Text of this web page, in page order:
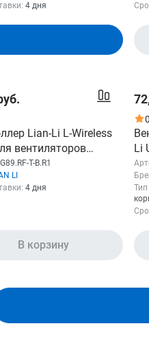
4 дня
Lian-Li L-Wireless
вентиляторов
B.R1
G89.RF-T-B.R1
LI
4 дня
В корзину
Li